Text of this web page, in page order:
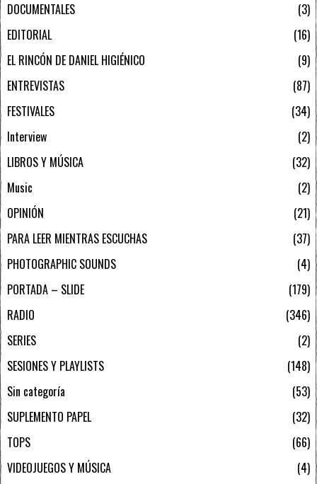
DOCUMENTALES
3
EDITORIAL
16
EL RINCÓN DE DANIEL HIGIÉNICO
9
ENTREVISTAS
87
FESTIVALES
34
Interview
2
LIBROS Y MÚSICA
32
Music
2
OPINIÓN
21
PARA LEER MIENTRAS ESCUCHAS
37
PHOTOGRAPHIC SOUNDS
4
PORTADA – SLIDE
179
RADIO
346
SERIES
2
SESIONES Y PLAYLISTS
148
Sin categoría
53
SUPLEMENTO PAPEL
32
TOPS
66
VIDEOJUEGOS Y MÚSICA
4